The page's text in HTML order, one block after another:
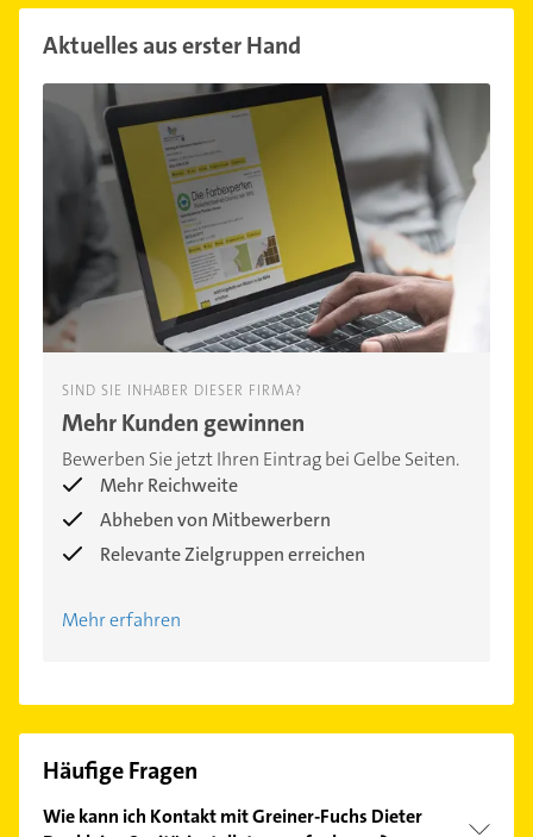
Aktuelles aus erster Hand
SIND SIE INHABER DIESER FIRMA?
Mehr Kunden gewinnen
Bewerben Sie jetzt Ihren Eintrag bei Gelbe Seiten.
Mehr Reichweite
Abheben von Mitbewerbern
Relevante Zielgruppen erreichen
Mehr erfahren
Häufige Fragen
Wie kann ich Kontakt mit Greiner-Fuchs Dieter